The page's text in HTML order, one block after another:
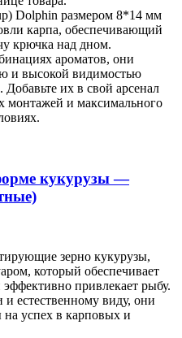
Dolphin размером 8*14 мм
карпа, обеспечивающий
крючка над дном.
ароматов, они
и высокой видимостью
их в свой арсенал
монтажей и максимального
кукурузы —
зерно кукурузы,
который обеспечивает
привлекает рыбу.
и естественному виду, они
успех в карповых и